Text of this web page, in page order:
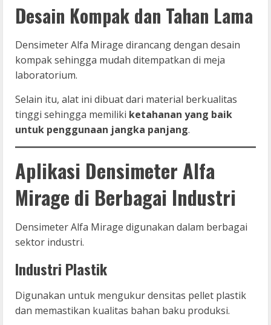
Desain Kompak dan Tahan Lama
Densimeter Alfa Mirage dirancang dengan desain
kompak sehingga mudah ditempatkan di meja
laboratorium.
Selain itu, alat ini dibuat dari material berkualitas
tinggi sehingga memiliki ketahanan yang baik
untuk penggunaan jangka panjang.
Aplikasi Densimeter Alfa
Mirage di Berbagai Industri
Densimeter Alfa Mirage digunakan dalam berbagai
sektor industri.
Industri Plastik
Digunakan untuk mengukur densitas pellet plastik
dan memastikan kualitas bahan baku produksi.